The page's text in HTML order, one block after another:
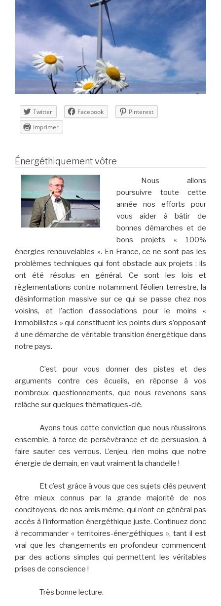
Twitter Facebook
Pinterest
Imprimer
Énergéthiquement vôtre
Nous allons
poursuivre toute cette
année nos efforts pour
vous aider à bâtir de
bonnes démarches et de
bons projets « 100%
énergies renouvelables ». En France, ce ne sont pas les
problèmes techniques qui font obstacle aux projets : ils
ont été résolus en général. Ce sont les lois et
règlementations contre notamment l’éolien terrestre, la
désinformation massive sur ce qui se passe chez nos
voisins, et l’action d’associations pour le moins «
immobilistes » qui constituent les points durs s’opposant
à une démarche de véritable transition énergétique dans
notre pays.
C’est pour vous donner des pistes et des
arguments contre ces écueils, en réponse à vos
nombreux questionnements, que nous revenons sans
relâche sur quelques thématiques-clé.
Ayons tous cette conviction que nous réussirons
ensemble, à force de persévérance et de persuasion, à
faire sauter ces verrous. L’enjeu, rien moins que notre
énergie de demain, en vaut vraiment la chandelle !
Et c’est grâce à vous que ces sujets clés peuvent
être mieux connus par la grande majorité de nos
concitoyens, de nos amis même, qui n’ont en général pas
accès à l’information énergéthique juste. Continuez donc
à recommander « territoires-énergéthiques », tant il est
vrai que les changements en profondeur commencent
par des actions simples qui permettent les véritables
prises de conscience !
Très bonne lecture.